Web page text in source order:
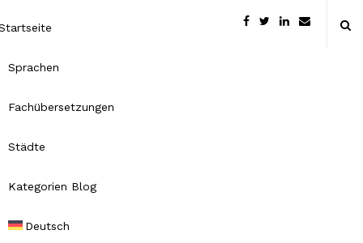
Sprachen
Fachübersetzungen
Städte
Kategorien Blog
Deutsch